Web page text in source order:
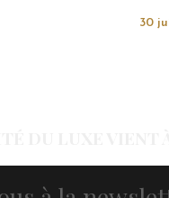
30